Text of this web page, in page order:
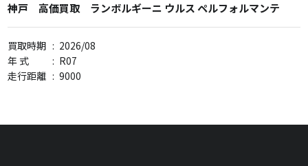
神戸 高価買取 ランボルギーニ ウルス ペルフォルマンテ
買取時期 : 2026/08
年 式
: R07
走行距離 : 9000